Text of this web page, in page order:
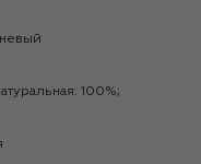
100%;